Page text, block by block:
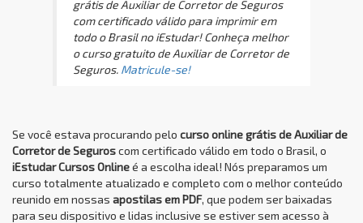
grátis de Auxiliar de Corretor de Seguros
com certificado válido para imprimir em
todo o Brasil no iEstudar! Conheça melhor
o curso gratuito de Auxiliar de Corretor de
Seguros. Matricule-se!
Se você estava procurando pelo curso online grátis de Auxiliar de
Corretor de Seguroscom certificado válido em todo o Brasil, o
iEstudar Cursos Onlineé a escolha ideal! Nós preparamos um
curso totalmente atualizado e completo com o melhor conteúdo
reunido em nossas apostilas em PDF, que podem ser baixadas
para seu dispositivo e lidas inclusive se estiver sem acesso à